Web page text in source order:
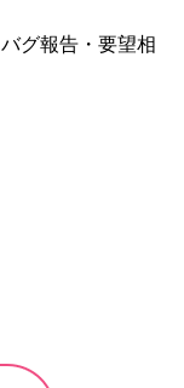
バグ報告・要望相